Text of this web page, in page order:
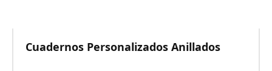
Cuadernos Personalizados Anillados